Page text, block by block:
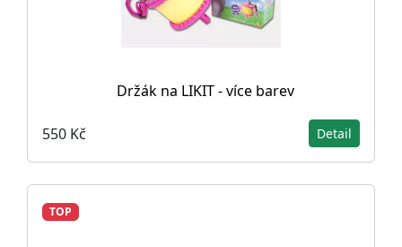
Držák na LIKIT - více barev
550 Kč Detail
TOP